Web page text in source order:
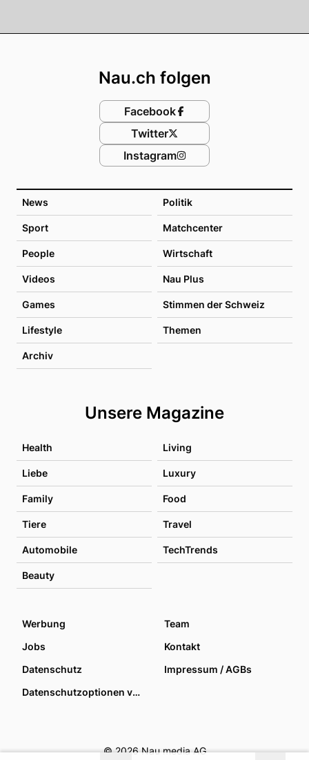
News Politik
Sport Matchcenter
People Wirtschaft
Videos Nau Plus
Games Stimmen der Schweiz
Lifestyle Themen
Archiv
Unsere Magazine
Health Living
Liebe Luxury
Family Food
Tiere Travel
Automobile TechTrends
Beauty
Nau.ch folgen
Facebook
Twitter
Instagram
Werbung
Team
Jobs
Kontakt
Datenschutz
Impressum / AGBs
Datenschutzoptionen verwalten
© 2026 Nau media AG